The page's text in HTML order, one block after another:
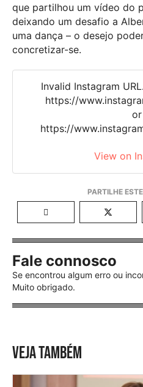
que partilhou um vídeo do
deixando um desafio a
uma dança – o desejo
concretizar-se.
Invalid Instagram
https://
or
https://
View on
Fale connosco
Se encontrou algum erro ou
Muito obrigado.
VEJA TAMBÉM